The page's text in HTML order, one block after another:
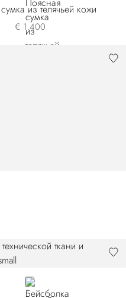
из телячьей кожи
€ 1.400
GREEN